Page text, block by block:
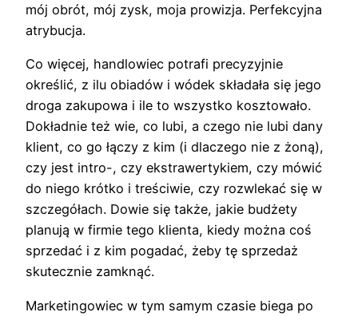
mój obrót, mój zysk, moja prowizja. Perfekcyjna
atrybucja.
Co więcej, handlowiec potrafi precyzyjnie
określić, z ilu obiadów i wódek składała się jego
droga zakupowa i ile to wszystko kosztowało.
Dokładnie też wie, co lubi, a czego nie lubi dany
klient, co go łączy z kim (i dlaczego nie z żoną),
czy jest intro-, czy ekstrawertykiem, czy mówić
do niego krótko i treściwie, czy rozwlekać się w
szczegółach. Dowie się także, jakie budżety
planują w firmie tego klienta, kiedy można coś
sprzedać i z kim pogadać, żeby tę sprzedaż
skutecznie zamknąć.
Marketingowiec w tym samym czasie biega po